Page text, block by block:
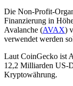
Die Non-Profit-
Finanzierung in
Avalanche (AVAX)
verwendet werden
Laut CoinGecko ist
12,2 Milliarden US-
Kryptowährung.